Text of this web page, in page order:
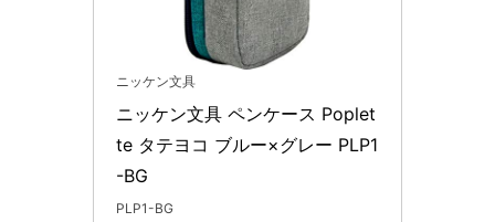
ニッケン文具
ニッケン文具 ペンケース Poplet
te タテヨコ ブルー×グレー PLP1
-BG
PLP1-BG